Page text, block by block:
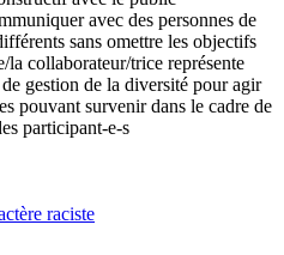
avec des personnes de
sans omettre les objectifs
collaborateur/trice représente
gestion de la diversité pour agir
pouvant survenir dans le cadre de
participant-e-s
raciste